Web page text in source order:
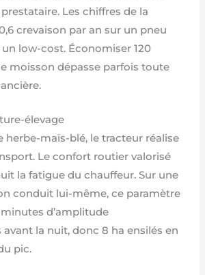
Les chiffres de la
crevaison par an sur un pneu
low-cost. Économiser 120
moisson dépasse parfois toute
élevage
herbe-maïs-blé, le tracteur réalise
Le confort routier valorisé
la fatigue du chauffeur. Sur une
conduit lui-même, ce paramètre
d’amplitude
la nuit, donc 8 ha ensilés en
pic.